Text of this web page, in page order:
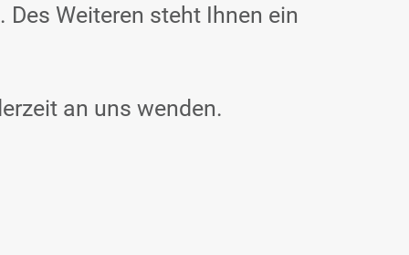
Weiteren steht Ihnen ein
an uns wenden.